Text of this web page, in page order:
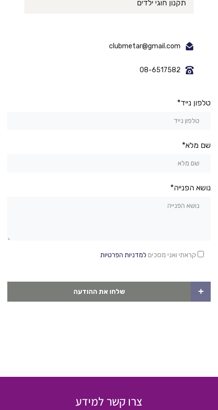
תקנון חוגי ילדים
clubmetar@gmail.com
08-6517582
טלפון נייד*
שם מלא*
נושא הפנייה*
קראתי ואני מסכים למדניות הפרטיות
שלחו את ההודעה +
צרו קשר למידע